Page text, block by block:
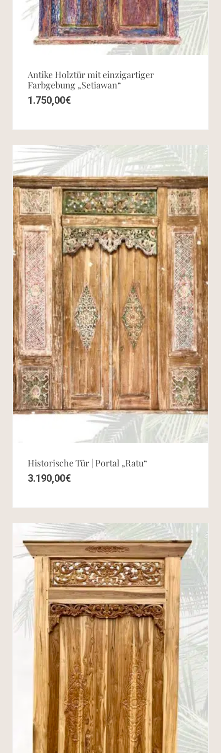
Antike Holztür mit einzigartiger
Farbgebung „Setiawan“
1.750,00€
Historische Tür | Portal „Ratu“
3.190,00€